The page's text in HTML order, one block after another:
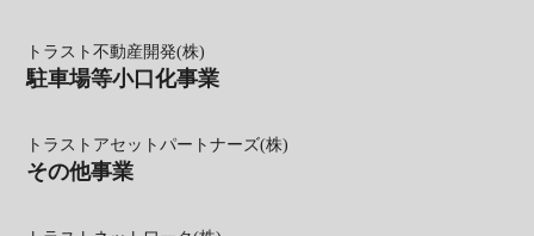
トラスト不動産開発(株)
駐車場等小口化事業
トラストアセットパートナーズ(株)
その他事業